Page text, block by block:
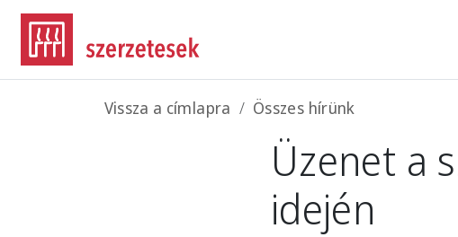
Ugrás a tartalomra
Morzsa
Vissza a címlapra Összes hírünk
Üzenet a
idején